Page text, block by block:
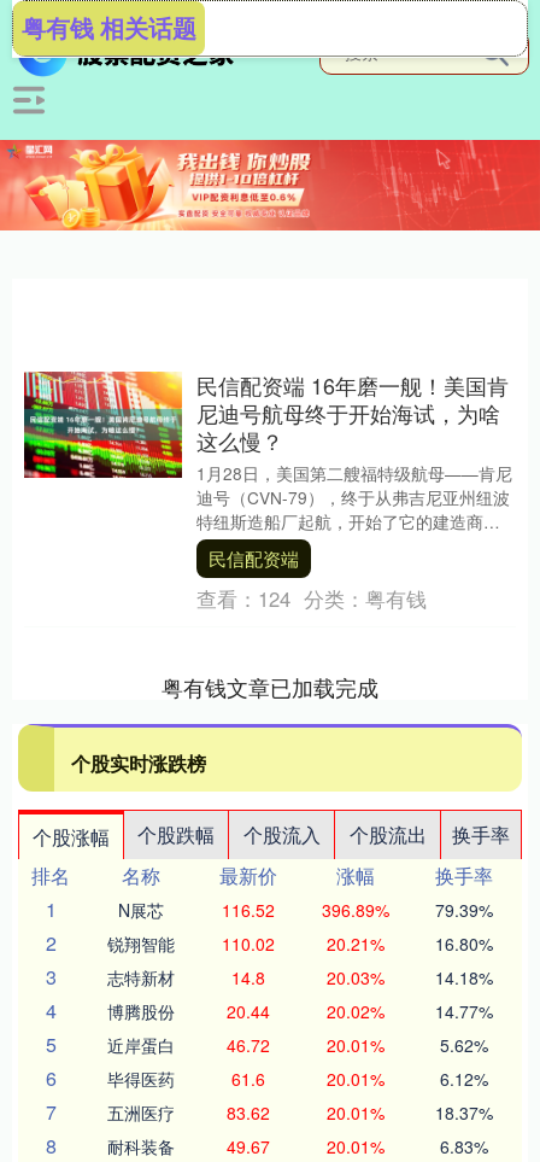
粤有钱 相关话题
民信配资端 16年磨一舰！美国肯
尼迪号航母终于开始海试，为啥
这么慢？
1月28日，美国第二艘福特级航母——肯尼
迪号（CVN-79），终于从弗吉尼亚州纽波
特纽斯造船厂起航，开始了它的建造商海
试。亨廷顿英格尔斯工业公司也在此时发
布了庆....
民信配资端
查看： 124 分类： 粤有钱
粤有钱文章已加载完成
个股实时涨跌榜
个股涨幅 个股跌幅 个股流入 个股流出
换手率
排名
名称 最新价 涨幅
换手率
1
N展芯 116.52 396.89% 79.39%
2 锐翔智能 110.02 20.21% 16.80%
3 志特新材 14.8 20.03% 14.18%
4 博腾股份 20.44 20.02% 14.77%
5 近岸蛋白 46.72 20.01% 5.62%
6 毕得医药 61.6 20.01% 6.12%
7 五洲医疗 83.62 20.01% 18.37%
8 耐科装备 49.67 20.01% 6.83%